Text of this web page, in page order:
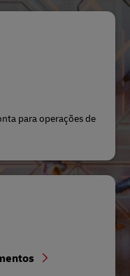
para operações de